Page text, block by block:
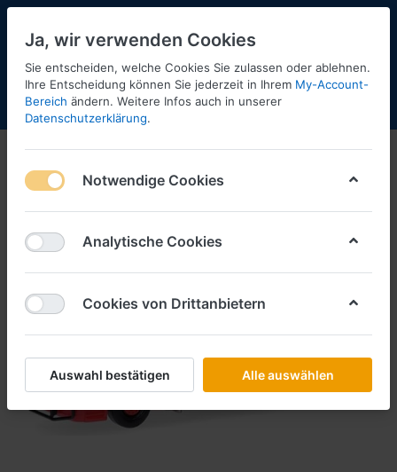
Menü Anmelden Shopaktualisierung
Ja, wir verwenden Cookies
Sie entscheiden, welche Cookies Sie zulassen oder ablehnen.
Ihre Entscheidung können Sie jederzeit in Ihrem My-Account-
Bereich ändern. Weitere Infos auch in unserer
Datenschutzerklärung.
Notwendige Cookies
Analytische Cookies
Cookies von Drittanbietern
Auswahl bestätigen Alle auswählen